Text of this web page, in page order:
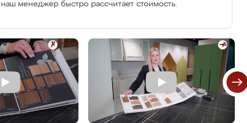
наш менеджер быстро рассчитает стоимость.